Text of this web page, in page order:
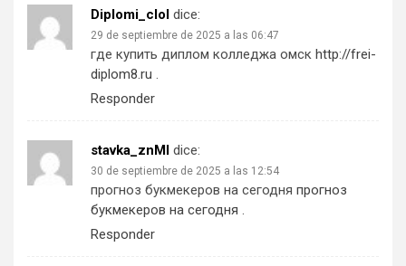
Diplomi_clol dice:
29 de septiembre de 2025 a las 06:47
где купить диплом колледжа омск http://frei-
diplom8.ru .
Responder
stavka_znMl dice:
30 de septiembre de 2025 a las 12:54
прогноз букмекеров на сегодня прогноз
букмекеров на сегодня .
Responder